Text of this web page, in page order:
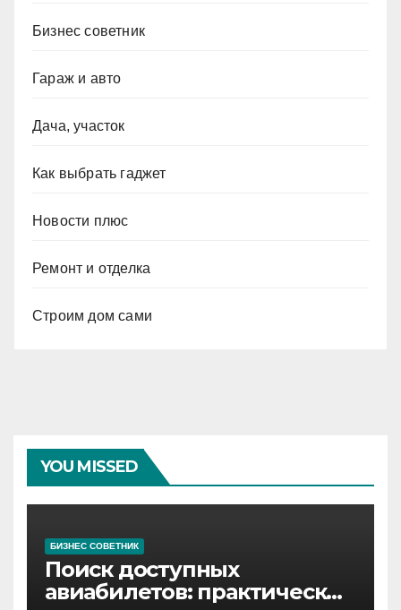
Бизнес советник
Гараж и авто
Дача, участок
Как выбрать гаджет
Новости плюс
Ремонт и отделка
Строим дом сами
YOU MISSED
БИЗНЕС СОВЕТНИК
Поиск доступных
авиабилетов: практические